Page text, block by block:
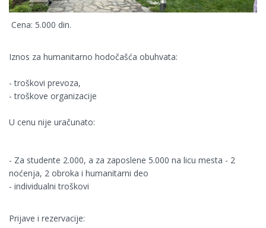
Cena: 5.000 din.
Iznos za humanitarno hodočašća obuhvata:
- troškovi prevoza,
- troškove organizacije
U cenu nije uračunato:
- Za studente 2.000, a za zaposlene 5.000 na licu mesta - 2
noćenja, 2 obroka i humanitarni deo
- individualni troškovi
Prijave i rezervacije: